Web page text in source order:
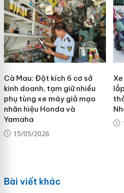
Cà Mau: Đột kích 6 cơ sở
kinh doanh, tạm giữ nhiều
phụ tùng xe máy giả mạo
nhãn hiệu Honda và
Yamaha
15/05/2026
Bài viết khác